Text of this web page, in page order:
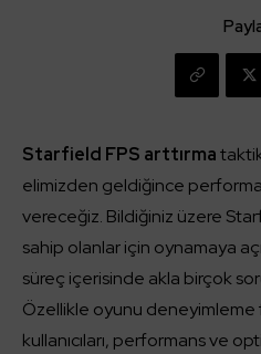
Starfield FPS arttırma
elimizden geldiğince
vereceğiz. Bildiğiniz üzere
sahip olanlar için oynamaya
süreç içerisinde akla birçok
Özellikle oyunu deneyimleme
kullanıcıları, performans ve